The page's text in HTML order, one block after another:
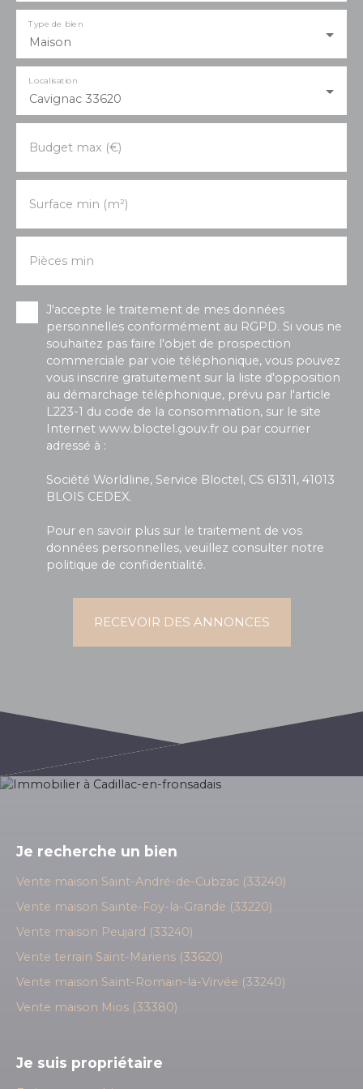
Maison
Type de bien
Cavignac 33620
Localisation
Budget max (€)
Surface min (m²)
Pièces min
J'accepte le traitement de mes données
personnelles conformément au RGPD. Si vous ne
souhaitez pas faire l'objet de prospection
commerciale par voie téléphonique, vous pouvez
vous inscrire gratuitement sur la liste d'opposition
au démarchage téléphonique, prévu par l'article
L223-1 du code de la consommation, sur le site
Internet www.bloctel.gouv.fr ou par courrier
adressé à :
Société Worldline, Service Bloctel, CS 61311, 41013
BLOIS CEDEX.
Pour en savoir plus sur le traitement de vos
données personnelles, veuillez consulter notre
politique de confidentialité.
RECEVOIR DES ANNONCES
Je recherche un bien
Vente maison Saint-André-de-Cubzac (33240)
Vente maison Sainte-Foy-la-Grande (33220)
Vente maison Peujard (33240)
Vente terrain Saint-Mariens (33620)
Vente maison Saint-Romain-la-Virvée (33240)
Vente maison Mios (33380)
Je suis propriétaire